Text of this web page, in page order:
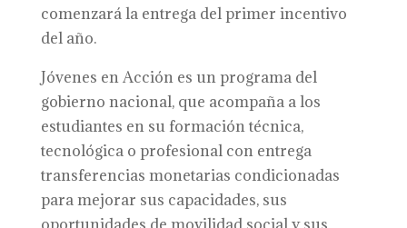
comenzará la entrega del primer incentivo
del año.
Jóvenes en Acción es un programa del
gobierno nacional, que acompaña a los
estudiantes en su formación técnica,
tecnológica o profesional con entrega
transferencias monetarias condicionadas
para mejorar sus capacidades, sus